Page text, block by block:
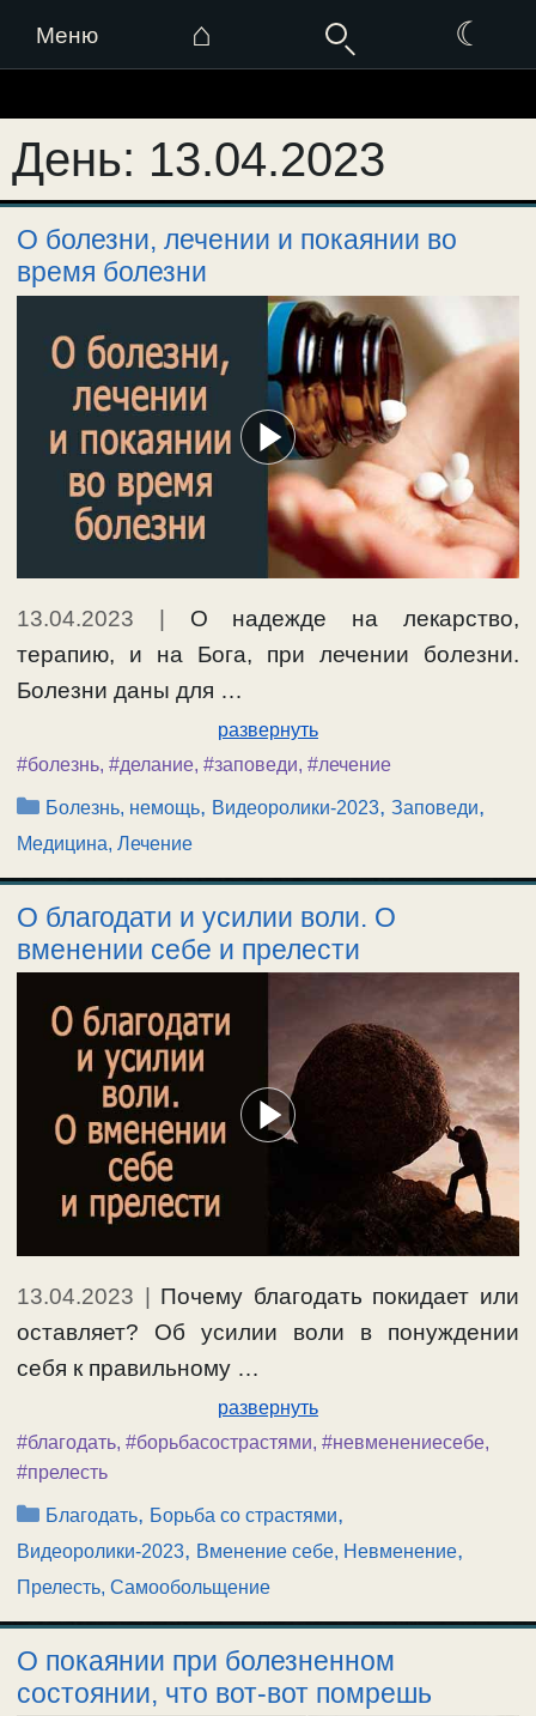
Меню ⌂ ☾
к
содержимому
День: 13.04.2023
О болезни, лечении и покаянии во
время болезни
13.04.2023 | О надежде на лекарство,
терапию, и на Бога, при лечении болезни.
Болезни даны для …
развернуть
#болезнь, #делание, #заповеди, #лечение
Рубрики
Болезнь, немощь, Видеоролики-2023,Заповеди,
Медицина, Лечение
О благодати и усилии воли. О
вменении себе и прелести
13.04.2023 | Почему благодать покидает или
оставляет? Об усилии воли в понуждении
себя к правильному …
развернуть
#благодать, #борьбасострастями, #невменениесебе,
#прелесть
Рубрики
Благодать, Борьба со страстями,
Видеоролики-2023, Вменение себе, Невменение,
Прелесть, Самообольщение
О покаянии при болезненном
состоянии, что вот-вот помрешь